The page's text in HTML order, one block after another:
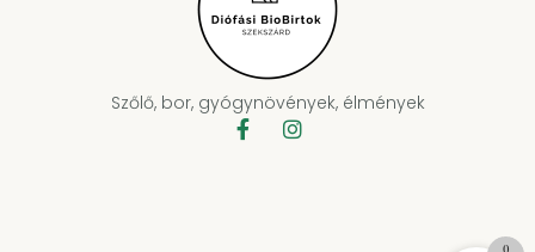
Szőlő, bor, gyógynövények, élmények
0